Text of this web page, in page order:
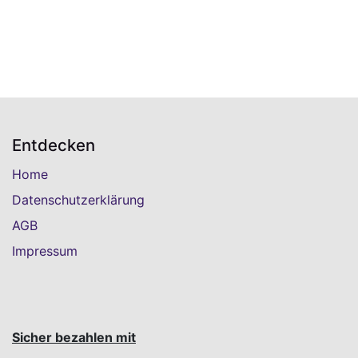
Entdecken
Home
Datenschutzerklärung
AGB
Impressum
Sicher bezahlen mit